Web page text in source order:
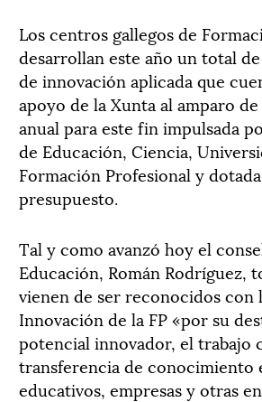
Los centros gallegos de
desarrollan este año un total
de innovación aplicada que
apoyo de la Xunta al amparo
anual para este fin impulsada
de Educación, Ciencia,
Formación Profesional y
presupuesto.
Tal y como avanzó hoy el
Educación, Román Rodríguez,
vienen de ser reconocidos con
Innovación de la FP «por su
potencial innovador, el trabajo
transferencia de conocimiento
educativos, empresas y otras